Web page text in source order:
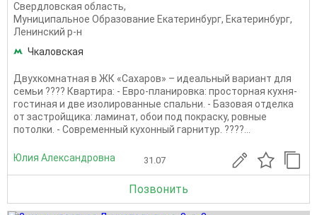
Свердловская область,
Муниципальное Образование Екатеринбург, Екатеринбург,
Ленинский р-н
Чкаловская
Двухкомнатная в ЖК «Сахаров» – идеальный вариант для
семьи ???? Квартира: - Евро-планировка: просторная кухня-
гостиная и две изолированные спальни. - Базовая отделка
от застройщика: ламинат, обои под покраску, ровные
потолки. - Современный кухонный гарнитур. ????...
Юлия Александровна 31.07
Позвонить